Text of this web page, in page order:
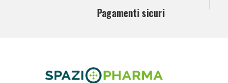
Pagamenti sicuri